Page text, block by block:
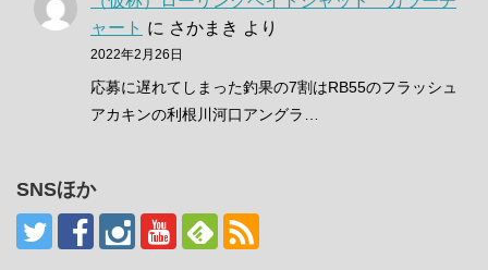
ャート に さかまき より
2022年2月26日
応募に遅れてしまった釣果の7割はRB55のフラッシュ
アカキンの利根川河口アングラ…
SNSほか